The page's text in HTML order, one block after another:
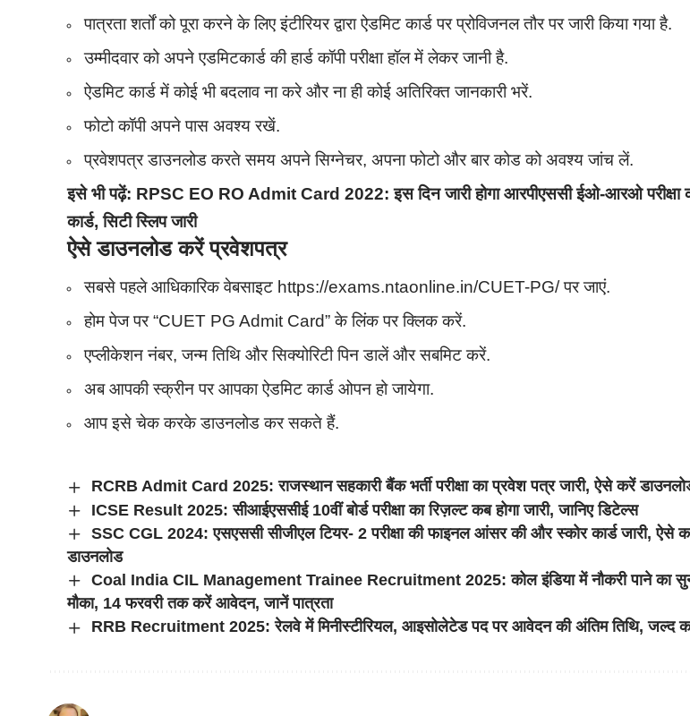
पात्रता शर्तों को पूरा करने के लिए इंटीरियर द्वारा ऐडमिट कार्ड पर प्रोविजनल तौर पर जारी किया गया है.
उम्मीदवार को अपने एडमिटकार्ड की हार्ड कॉपी परीक्षा हॉल में लेकर जानी है.
ऐडमिट कार्ड में कोई भी बदलाव ना करे और ना ही कोई अतिरिक्त जानकारी भरें.
फोटो कॉपी अपने पास अवश्य रखें.
प्रवेशपत्र डाउनलोड करते समय अपने सिग्नेचर, अपना फोटो और बार कोड को अवश्य जांच लें.
इसे भी पढ़ें: RPSC EO RO Admit Card 2022: इस दिन जारी होगा आरपीएससी ईओ-आरओ परीक्षा
कार्ड, सिटी स्लिप जारी
ऐसे डाउनलोड करें प्रवेशपत्र
सबसे पहले आधिकारिक वेबसाइट https://exams.ntaonline.in/CUET-PG/ पर जाएं.
होम पेज पर “CUET PG Admit Card” के लिंक पर क्लिक करें.
एप्लीकेशन नंबर, जन्म तिथि और सिक्योरिटी पिन डालें और सबमिट करें.
अब आपकी स्क्रीन पर आपका ऐडमिट कार्ड ओपन हो जायेगा.
आप इसे चेक करके डाउनलोड कर सकते हैं.
RCRB Admit Card 2025: राजस्थान सहकारी बैंक भर्ती परीक्षा का प्रवेश पत्र जारी, ऐसे करें
ICSE Result 2025: सीआईएससीई 10वीं बोर्ड परीक्षा का रिज़ल्ट कब होगा जारी, जानिए डिटेल्स
SSC CGL 2024: एसएससी सीजीएल टियर- 2 परीक्षा की फाइनल आंसर की और स्कोर कार्ड जारी, ऐसे
डाउनलोड
Coal India CIL Management Trainee Recruitment 2025: कोल इंडिया में नौकरी पाने का
मौका, 14 फरवरी तक करें आवेदन, जानें पात्रता
RRB Recruitment 2025: रेलवे में मिनीस्टीरियल, आइसोलेटेड पद पर आवेदन की अंतिम तिथि, जल्द